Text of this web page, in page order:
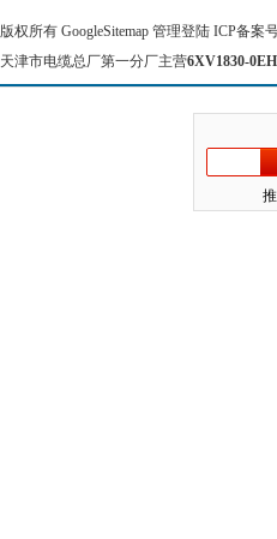
版权所有 GoogleSitemap 管理登陆 ICP备案
天津市电缆总厂第一分厂主营6XV1830-